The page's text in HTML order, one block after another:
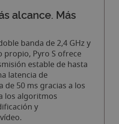
alcance. Más
banda de 2,4 GHz y
propio, Pyro S ofrece
estable de hasta
latencia de
50 ms gracias a los
los algoritmos
y